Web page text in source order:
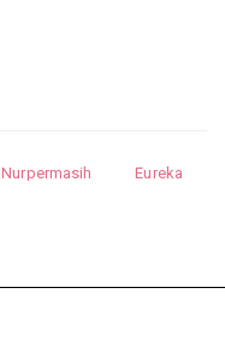
Nurpermasih
Eureka